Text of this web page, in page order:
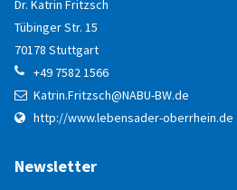
Dr. Katrin Fritzsch
Tübinger Str. 15
70178 Stuttgart
+49 7582 1566
Katrin.Fritzsch@NABU-BW.de
http://www.lebensader-oberrhein.de
Newsletter
Passwort
Anmelden